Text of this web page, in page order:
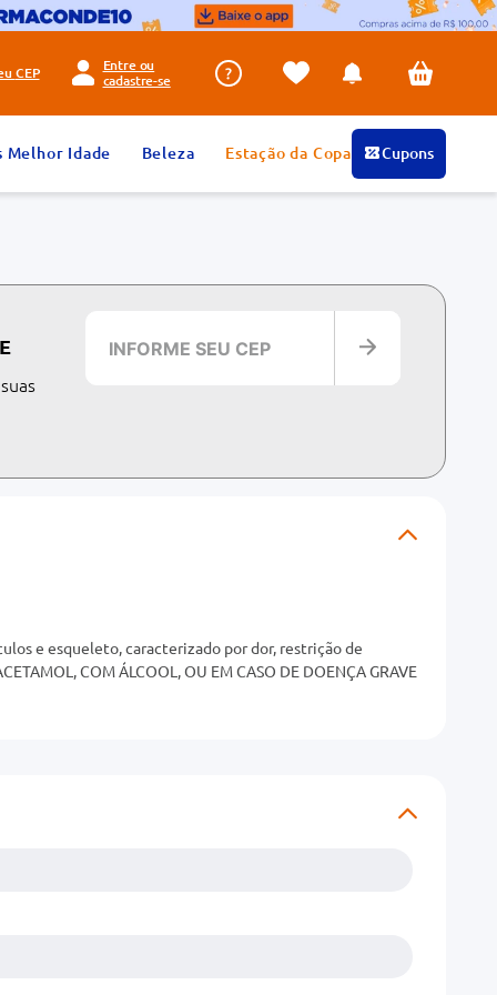
CEP
Entre ou
cadastre-se
Melhor Idade Beleza Estação da Copa Cupons
e esqueleto, caracterizado por dor, restrição de
COM ÁLCOOL, OU EM CASO DE DOENÇA GRAVE